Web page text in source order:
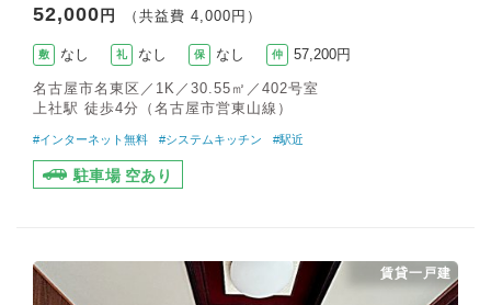
52,000 円 （共益費 4,000円）
敷 なし 礼 なし 保 なし 仲 57,200円
名古屋市名東区／1K／30.55㎡／402号室
上社駅 徒歩4分（名古屋市営東山線）
#インターネット無料 #システムキッチン #駅近
駐車場 空あり
賃貸一戸建